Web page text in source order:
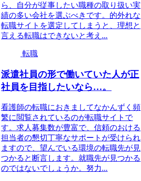
ら、自分が従事したい職種の取り扱い実
績の多い会社を選ぶべきです。的外れな
転職サイトを選定してしまうと、理想と
言える転職はできないと考え...
転職
派遣社員の形で働いていた人が正
社員を目指したいなら…。
看護師の転職におきましてなかんずく頻
繁に閲覧されているのが転職サイトで
す。求人募集数が豊富で、信頼のおける
担当者の懇切丁寧なサポートが受けられ
ますので、望んでいる環境の転職先が見
つかると断言します。就職先が見つかる
のではないでしょうか。努力...